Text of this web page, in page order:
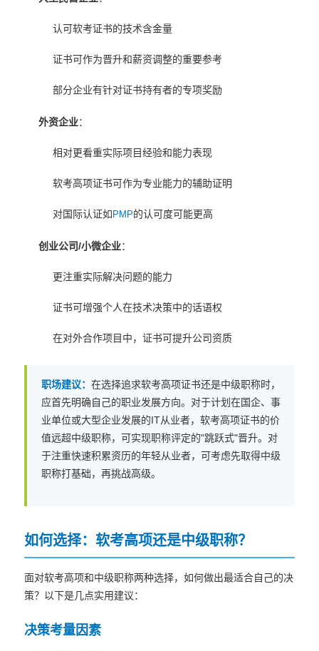
认可软考证书的技术含金量
证书可作为晋升和薪资调整的重要参考
部分企业有针对证书持有者的专项奖励
外资企业：
相对更看重实际项目经验和能力表现
软考高项证书可作为专业能力的辅助证明
对国际认证如 PMP的认可度可能更高
创业公司/小微企业：
更注重实际解决问题的能力
证书可增强个人在技术决策中的话语权
在对外合作项目中，证书可提升公司资质
职场建议： 在选择追求软考高项证书还是中级职称时，
应首先明确自己的职业发展方向。对于计划在国企、事
业单位或大型企业发展的IT从业者，软考高项证书的价
值远超中级职称，可实现职称评定的"跳跃式"晋升。对
于注重快速积累资历的年轻从业者，可考虑先取得中级
职称打基础，再挑战高级。
如何选择：软考高项还是中级职称？
面对软考高项和中级职称两种选择，如何做出最适合自己的决
策？以下是几点实用建议：
决策考量因素